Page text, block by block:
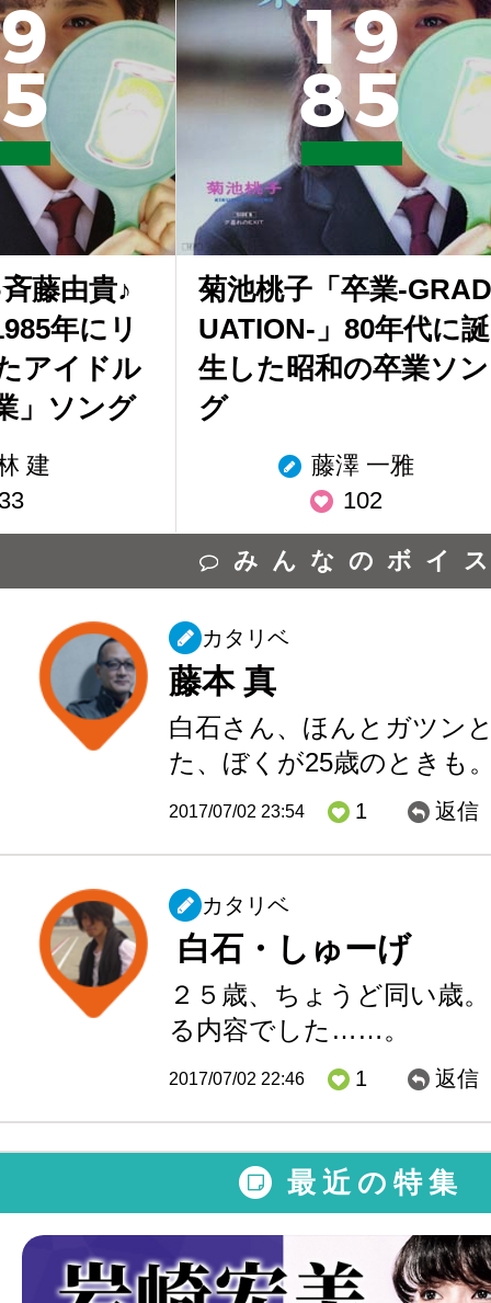
9
5
藤由貴♪
年にリ
アイドル
」ソング
建
19
85
菊池桃子「卒業-GRAD
UATION-」80年代に誕
生した昭和の卒業ソン
グ
藤澤 一雅
102
みんなのボイ
カタリベ
藤本 真
白石さん、ほんとガツン
た、ぼくが25歳のときも
2017/07/02 23:54 1 返信
カタリベ
白石・しゅーげ
２５歳、ちょうど同い歳
る内容でした……。
2017/07/02 22:46 1 返信
最近の特集